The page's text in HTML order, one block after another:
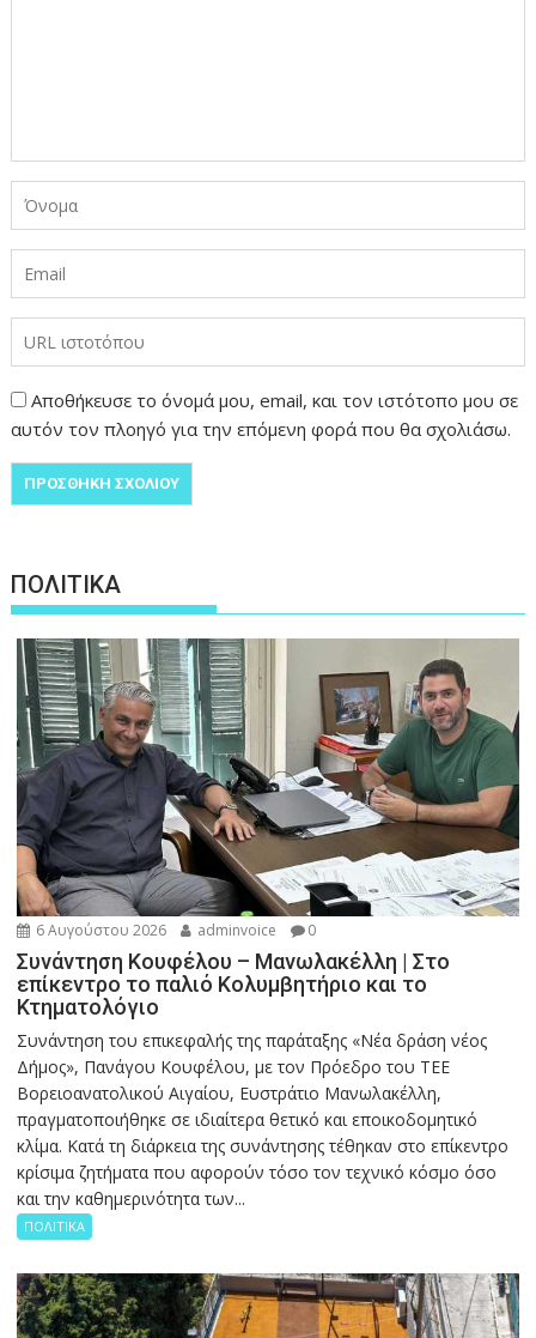
Αποθήκευσε το όνομά μου, email, και τον ιστότοπο μου σε
αυτόν τον πλοηγό για την επόμενη φορά που θα σχολιάσω.
ΠΟΛΙΤΙΚΑ
6 Αυγούστου 2026 adminvoice 0
Συνάντηση Κουφέλου – Μανωλακέλλη | Στο
επίκεντρο το παλιό Κολυμβητήριο και το
Κτηματολόγιο
Συνάντηση του επικεφαλής της παράταξης «Νέα δράση νέος
Δήμος», Πανάγου Κουφέλου, με τον Πρόεδρο του ΤΕΕ
Βορειοανατολικού Αιγαίου, Ευστράτιο Μανωλακέλλη,
πραγματοποιήθηκε σε ιδιαίτερα θετικό και εποικοδομητικό
κλίμα. Κατά τη διάρκεια της συνάντησης τέθηκαν στο επίκεντρο
κρίσιμα ζητήματα που αφορούν τόσο τον τεχνικό κόσμο όσο
και την καθημερινότητα των...
ΠΟΛΙΤΙΚΑ